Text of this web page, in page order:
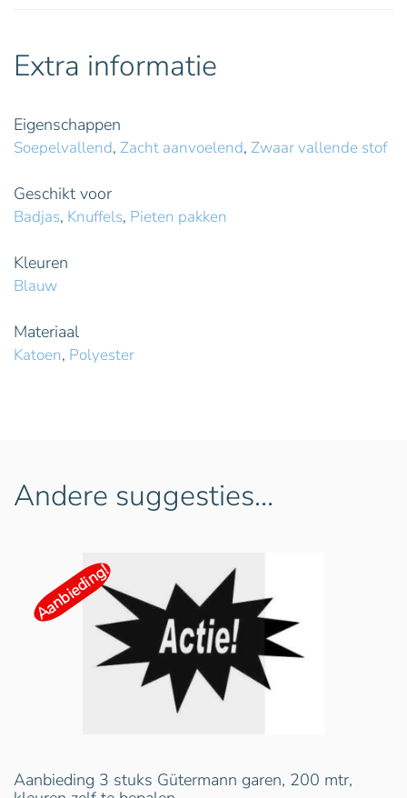
Extra informatie
Eigenschappen
Soepelvallend, Zacht aanvoelend, Zwaar vallende stof
Geschikt voor
Badjas, Knuffels, Pieten pakken
Kleuren
Blauw
Materiaal
Katoen, Polyester
Andere suggesties…
Aanbieding!
Aanbieding 3 stuks Gütermann garen, 200 mtr,